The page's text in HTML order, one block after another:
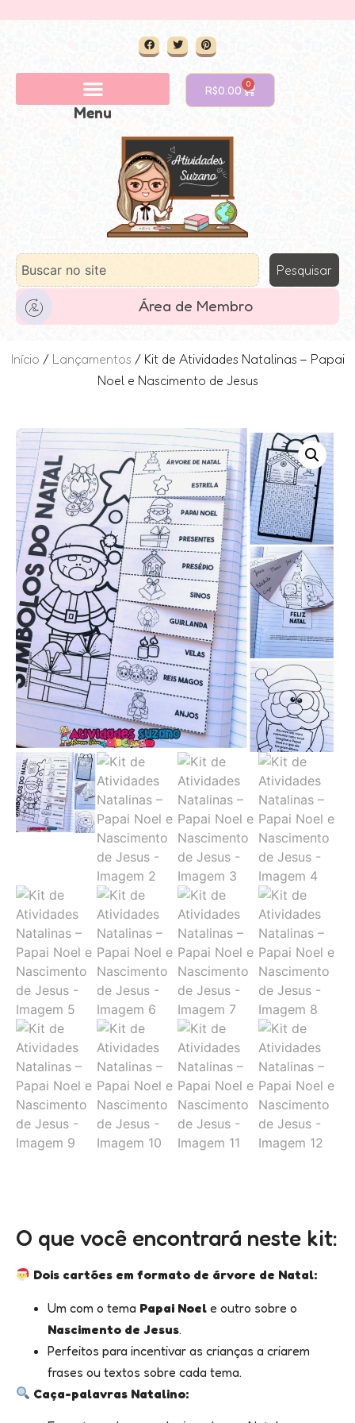
Menu
R$0.00 0
Pesquisar
Área de Membro
Início / Lançamentos / Kit de Atividades Natalinas – Papai
Noel e Nascimento de Jesus
O que você encontrará neste kit:
Dois cartões em formato de árvore de Natal:
Um com o tema Papai Noel e outro sobre o
Nascimento de Jesus.
Perfeitos para incentivar as crianças a criarem
frases ou textos sobre cada tema.
Caça-palavras Natalino: